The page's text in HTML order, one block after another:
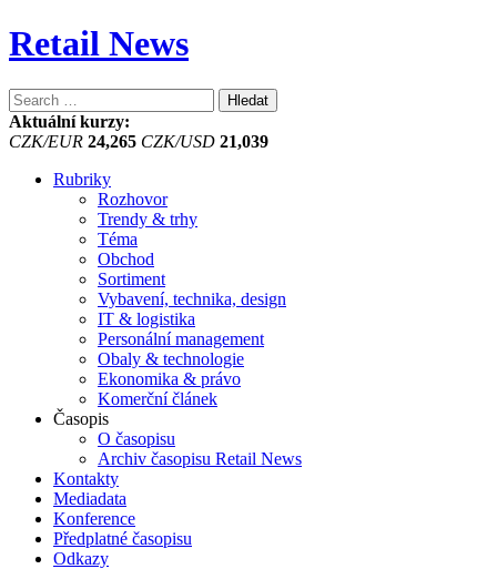
Retail News
Vyhledávání
Aktuální kurzy:
CZK/EUR 24,265 CZK/USD 21,039
Rubriky
Rozhovor
Trendy & trhy
Téma
Obchod
Sortiment
Vybavení, technika, design
IT & logistika
Personální management
Obaly & technologie
Ekonomika & právo
Komerční článek
Časopis
O časopisu
Archiv časopisu Retail News
Kontakty
Mediadata
Konference
Předplatné časopisu
Odkazy